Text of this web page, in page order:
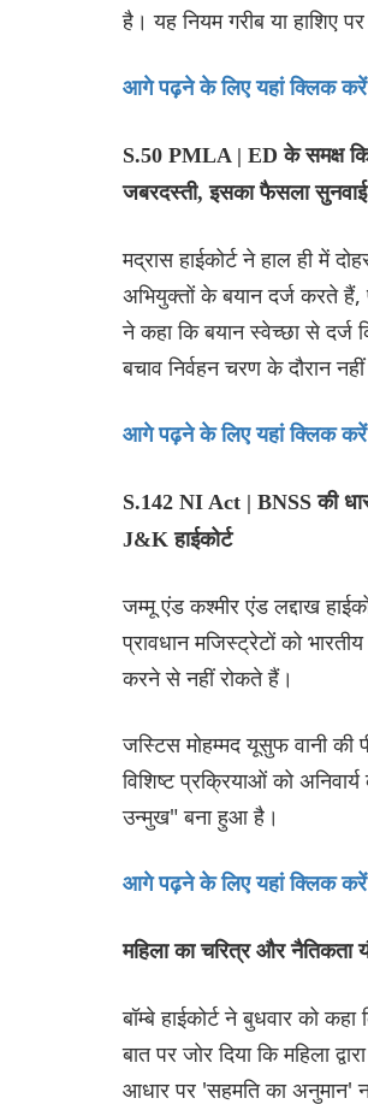
है। यह नियम गरीब या हाशिए
आगे पढ़ने के लिए यहां क्लिक करें
S.50 PMLA | ED के समक्ष
जबरदस्ती, इसका फैसला सुनवाई
मद्रास हाईकोर्ट ने हाल ही में
अभियुक्तों के बयान दर्ज करते हैं,
ने कहा कि बयान स्वेच्छा से दर्ज
बचाव निर्वहन चरण के दौरान
आगे पढ़ने के लिए यहां क्लिक करें
S.142 NI Act | BNSS की
J&K हाईकोर्ट
जम्मू एंड कश्मीर एंड लद्दाख
प्रावधान मजिस्ट्रेटों को
करने से नहीं रोकते हैं।
जस्टिस मोहम्मद यूसुफ वानी
विशिष्ट प्रक्रियाओं को
उन्मुख" बना हुआ है।
आगे पढ़ने के लिए यहां क्लिक करें
महिला का चरित्र और नैतिकता
बॉम्बे हाईकोर्ट ने बुधवार को
बात पर जोर दिया कि महिला
आधार पर 'सहमति का अनुमान'